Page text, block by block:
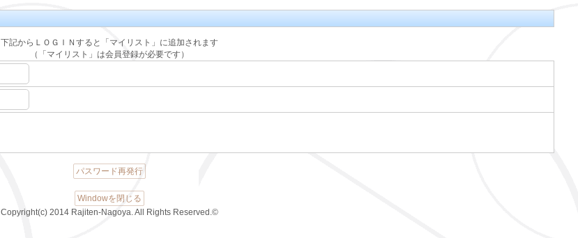
下記からＬＯＧＩＮすると「マイリスト」に追加されます
（「マイリスト」は会員登録が必要です）
パスワード再発行
Windowを閉じる
Copyright(c) 2014 Rajiten-Nagoya. All Rights Reserved.©